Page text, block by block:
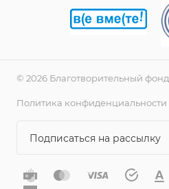
© 2026 Благотворительный фонд
Политика конфиденциальности
Подписаться на рассылку